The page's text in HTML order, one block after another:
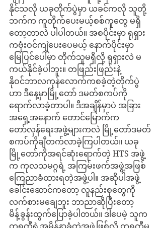
နိုင်သလို ယခုတိုက်ပွဲမှာ ယခင်ကလို သူတို့
ဘက်က ကူတိုက်ပေးမယ့်စစ်ကူတွေ မရှိ
တော့တာလဲ ပါပါတယ်။ အစပိုင်းမှာ ရုရှား
ကဗုံးဝင်ကျဲပေးပေမယ့် နောက်ပိုင်းမှာ
မြေပြင်ပေါ်မှာ တိုက်သူမရှိလို့ ရုရှားလဲ မ
ကယ်နိုင်ခဲ့ပါဘူး။ တဖြည်းဖြည်းနဲ့
နိုဝင်ဘာလကုန်လောက်ကစခဲ့တဲ့တိုက်ပွဲ
ဟာ ဒီနေ့မှာမြို့တော် ဒမတ်စကပ်ကို
ရောက်လာခဲ့တာပါ။ ဒီအချိန်မှာပဲ အခြား
အရှေ့အနောက် တောင်မြောက်က
တော်လှန်ရေးအဖွဲ့များကလဲ မြို့တော်ဒမတ်
စကပ်ကိုချီတက်လာခဲ့ကြပါတယ်။ ယခု
မြို့တော်ကိုအရင်ဆုံးရောက်တဲ့ HTS အဖွဲ့
က ကုလသမဂ္ဂရဲ့ အကြမ်းဖက်အဖွဲ့အဖြစ်
ကြေညာခံထားရတဲ့အဖွဲ့ပါ။ အဆိုပါအဖွဲ့
ခေါင်းဆောင်ကတော့ လူနည်းစုတွေကို
လက်စားမချေဘူး ဘာညာဆိုပြီးတော့
မိန့်ခွန်းထွက်ပြောခဲ့ပါတယ်။ ဒါပေမဲ့ သူက